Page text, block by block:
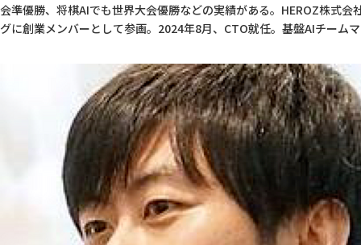
会準優勝、将棋AIでも世界大会優勝などの実績がある。HEROZ株式会
グに創業メンバーとして参画。2024年8月、CTO就任。基盤AIチーム